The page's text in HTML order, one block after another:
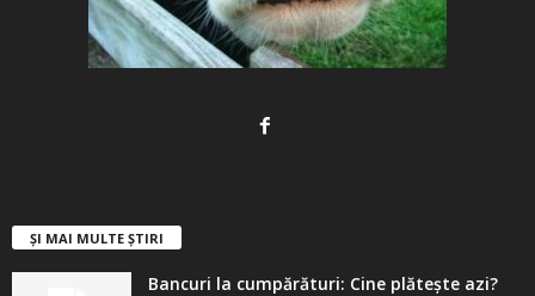
ȘI MAI MULTE ȘTIRI
Bancuri la cumpărături: Cine plătește azi?